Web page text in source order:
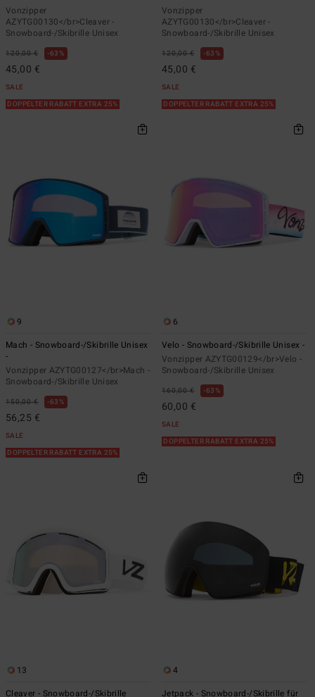
Vonzipper
AZYTG00130</br>Cleaver -
Snowboard-/Skibrille Unisex
120,00 € 63%
45,00 €
SALE
DOPPELTER RABATT EXTRA 25%
Vonzipper
AZYTG00130</br>Cleaver -
Snowboard-/Skibrille Unisex
120,00 € 63%
45,00 €
SALE
DOPPELTER RABATT EXTRA 25%
9
Mach - Snowboard-/Skibrille Unisex
-
Vonzipper AZYTG00127</br>Mach -
Snowboard-/Skibrille Unisex
150,00 € 63%
56,25 €
SALE
DOPPELTER RABATT EXTRA 25%
6
Velo - Snowboard-/Skibrille Unisex -
Vonzipper AZYTG00129</br>Velo -
Snowboard-/Skibrille Unisex
160,00 € 63%
60,00 €
SALE
DOPPELTER RABATT EXTRA 25%
13
Cleaver - Snowboard-/Skibrille
4
Jetpack - Snowboard-/Skibrille für